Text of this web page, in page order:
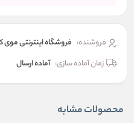
فروشنده: فروشگاه اینترنتی موی
زمان آماده سازی: آماده ارسال
محصولات مشابه